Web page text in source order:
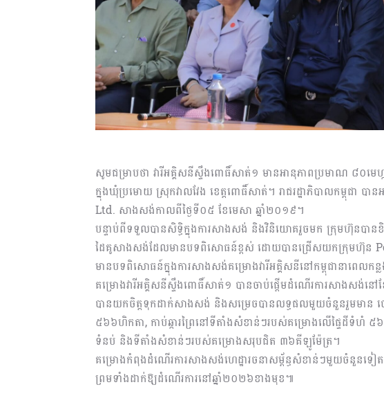
សូមជម្រាបថា វារីអគ្គិសនីស្ទឹងពោធិ៍សាត់១ មានអានុភាពប្រមាណ ៨០មេ
ក្នុងឃុំប្រមោយ ស្រុកវាលវែង ខេត្តពោធិ៍សាត់។ រាជរដ្ឋាភិបាលកម្ពុជា ប
Ltd. សាងសង់កាលពីថ្ងៃទី០៥ ខែមេសា ឆ្នាំ២០១៩។
បន្ទាប់ពីទទួលបានសិទ្ធិក្នុងការសាងសង់ និងវិនិយោគរួចមក ក្រុមហ៊ុនបា
ដៃគូសាងសង់ដែលមានបទពិសោធន៍​ខ្ពស់ ដោយបានជ្រើសយកក្រុមហ៊ុន
មានបទពិសោធន៍ក្នុងការសាងសង់គម្រោងវារីអគ្គិសនីនៅកម្ពុជានាពេលកន្
គម្រោងវារីអគ្គិសនីស្ទឹងពោធិ៍សាត់១ បានចាប់ផ្តើមដំណើរការសាងសង់ន
បានយកចិត្តទុកដាក់សាងសង់ និងសម្រេចបានលទ្ធផលមួយចំនួនរួមមាន ប
៥៦៦ហិកតា, កាប់ឆ្ការព្រៃនៅទីតាំងសំខាន់ៗរបស់គម្រោងលើផ្ទៃដីទំហំ
ទំនប់ និងទីតាំងសំខាន់ៗរបស់គម្រោងសរុបជិត ៣៦គីឡូម៉ែត្រ។
គម្រោងកំពុងដំណើរការសាងសង់ហេដ្ឋារចនាសម្ព័ន្ធសំខាន់ៗមួយចំនួនទ
ព្រមទាំងដាក់ឱ្យដំណើរការ​នៅឆ្នាំ២០២៦ខាងមុខ៕